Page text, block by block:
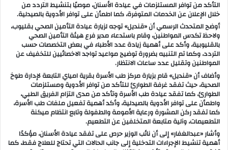
التأكد من توافر المستلزمات في عيادة الأسنان، موصيًا بتنشيط التردد من
خلال الإعلان عن الخدمات المتوفرة، كما اطمأن على توافر الأدوية بالصيدلية.
أوضح المتحدث الرسمي أن «قنديل» توجه لزيارة عيادة التأمين الصحي بقليوب،
ولاحظ تكدس المواطنين، وقام باستدعاء مدير فرع هيئة التأمين الصحي
بالقليوبية، وأكد على أهمية زيادة عدد الأطباء في بعض التخصصات حسب
التردد، وكما تم التنبيه بضرورة توضيح مواعيد تواجد الاخصائيين للتخفيف عن
المواطنين وتقليل عدد ساعات الانتظار.
وأضاف أن «قنديل» قام بزيارة مركز طب الأسرة بقرية امياي التابعة لإدارة طوخ
الصحية، حيث تفقد غرفة الطوارئ للتأكد من توافر الأدوية ومستلزمات
الطوارئ، كما تفقد عيادة طب الأسرة وتأكد من مدى التزام الفريق الطبي،
واطمأن على توافر الأدوية بالصيدلية، وأكد أهمية تفعيل ملفات طب الأسرة،
كما تفقد ركن المشورة ورعاية الأمومة والطفولة وتابع انتظام ميكنة
التطعيمات، وآلية متابعة المتخلفين عن التطعيم.
وأشار «عبدالغفار» إلى أن نائب الوزير حرص على تفقد عيادة الأسنان، مؤكدًا
أهمية تنشيط الإجراءات التدخلية إلى جانب الحالات التي تحتاج للعلاج فقط، كما